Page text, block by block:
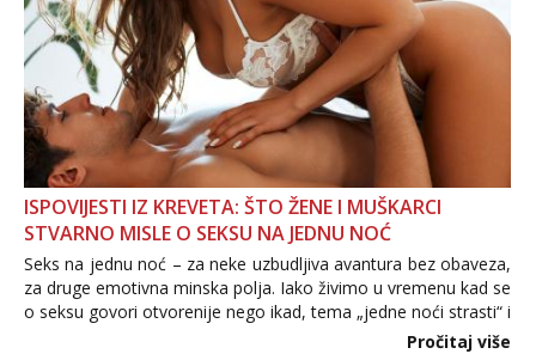
ISPOVIJESTI IZ KREVETA: ŠTO ŽENE I MUŠKARCI
STVARNO MISLE O SEKSU NA JEDNU NOĆ
Seks na jednu noć – za neke uzbudljiva avantura bez obaveza,
za druge emotivna minska polja. Iako živimo u vremenu kad se
o seksu govori otvorenije nego ikad, tema „jedne noći strasti“ i
dalje izaziva burne rasprave. Što zapravo misle žene, a što
Pročitaj više